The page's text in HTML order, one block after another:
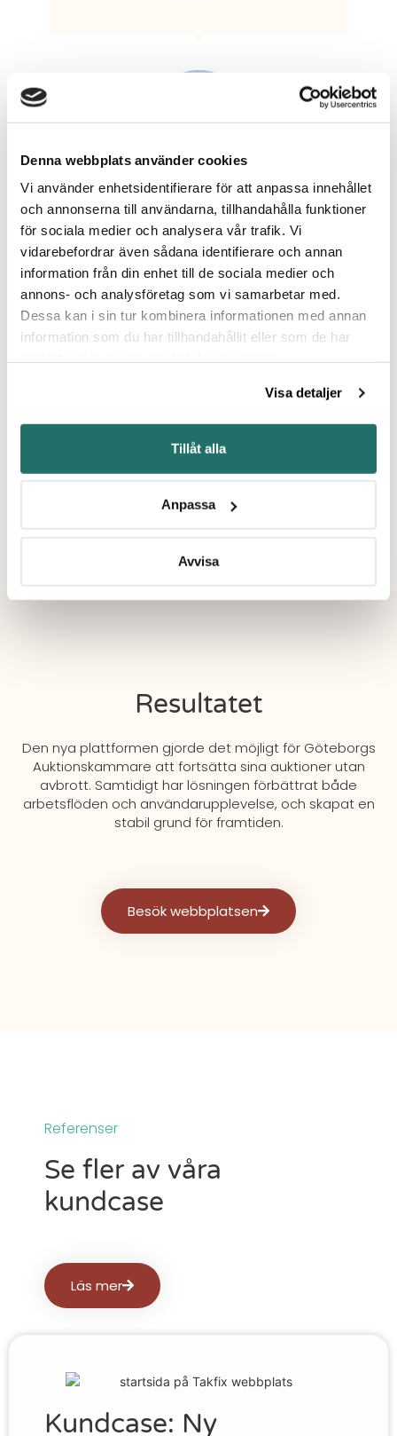
Denna webbplats använder cookies
Vi använder enhetsidentifierare för att anpassa innehållet
och annonserna till användarna, tillhandahålla funktioner
för sociala medier och analysera vår trafik. Vi
vidarebefordrar även sådana identifierare och annan
information från din enhet till de sociala medier och
annons- och analysföretag som vi samarbetar med.
Dessa kan i sin tur kombinera informationen med annan
information som du har tillhandahållit eller som de har
Visa detaljer
Tillåt alla
Anpassa
Avvisa
Timo och Annica, Göteborgs
Auktionskammare
Timo och Annica har under 10 år
drivit Göteborgs Auktionskammare,
en verksamhet som under åren
vuxit till en fullfjädrad
auktionsverksamhet för
onlineauktioner. För att kunna
leverera en modern och flexibel
plattform som uppfyller
branschens behov, har vi tagit
hjälp av Timo och Annica för att
göra vår redan etablerade
Resultatet
Den nya plattformen gjorde det möjligt för Göteborgs
Auktionskammare att fortsätta sina auktioner utan
avbrott. Samtidigt har lösningen förbättrat både
arbetsflöden och användarupplevelse, och skapat en
stabil grund för framtiden.
Besök webbplatsen
Referenser
Se fler av våra
kundcase
Läs mer
Kundcase: Ny